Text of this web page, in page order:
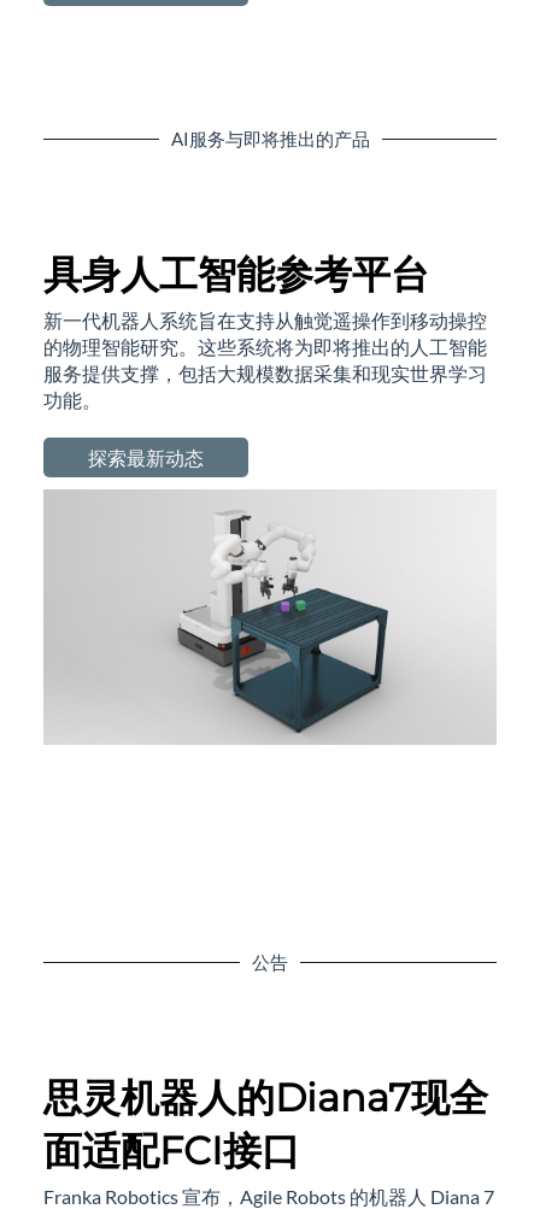
AI服务与即将推出的产品
具身人工智能参考平台
新一代机器人系统旨在支持从触觉遥操作到移动操控
的物理智能研究。这些系统将为即将推出的人工智能
服务提供支撑，包括大规模数据采集和现实世界学习
功能。
探索最新动态
公告
思灵机器人的Diana7现全
面适配FCI接口
Franka Robotics 宣布，Agile Robots 的机器人 Diana 7